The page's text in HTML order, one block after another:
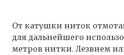
От катушки ниток
для дальнейшего
метров нитки. Лезвием